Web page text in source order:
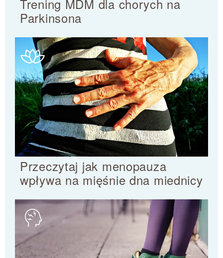
Trening MDM dla chorych na
Parkinsona
Przeczytaj jak menopauza
wpływa na mięśnie dna miednicy